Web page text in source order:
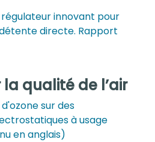
innovant pour
directe. Rapport
qualité de l’air
sur des
à usage
en anglais)